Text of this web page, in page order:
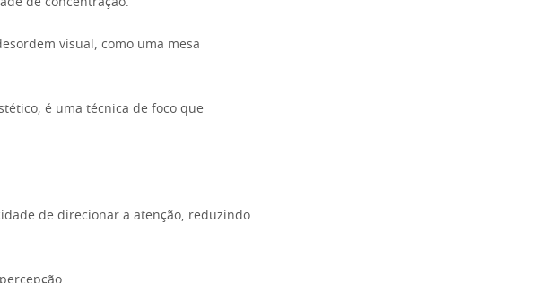
de concentração.
visual, como uma mesa
é uma técnica de foco que
de direcionar a atenção, reduzindo